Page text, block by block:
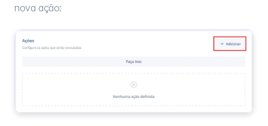
nova ação: